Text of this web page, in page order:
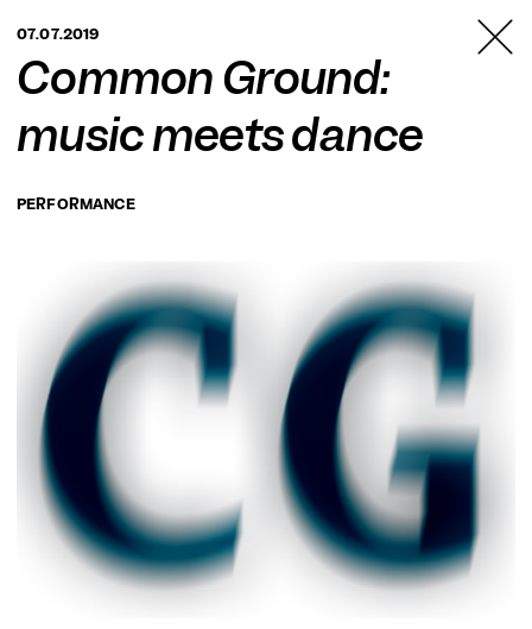
BERLIN
07.07.2019
Common Ground:
music meets dance
PERFORMANCE